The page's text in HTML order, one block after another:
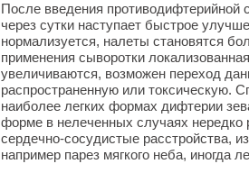
После введения противодифтерийной
через сутки наступает быстрое
нормализуется, налеты становятся
применения сыворотки
увеличиваются, возможен переход
распространенную или токсическую.
наиболее легких формах дифтерии
форме в нелеченных случаях
сердечно-сосудистые расстройства,
например парез мягкого неба, иногда